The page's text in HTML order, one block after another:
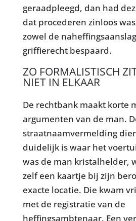
geraadpleegd, dan had
dat procederen zinloos
zowel de
griffierecht bespaard.
ZO FORMALISTISCH
NIET IN ELKAAR
De rechtbank maakt korte
argumenten van de man.
straatnaamvermelding
duidelijk is waar het
was de man kristalhelder,
zelf een kaartje bij zijn
exacte locatie. Die kwam
met de registratie van de
heffingsambtenaar. Een